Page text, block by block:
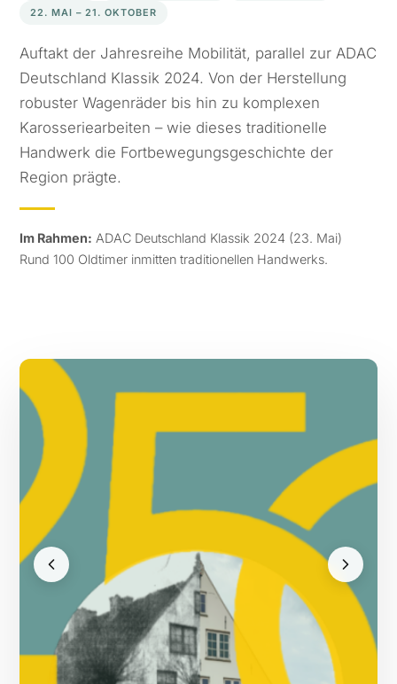
22. MAI – 21. OKTOBER
Auftakt der Jahresreihe Mobilität, parallel zur ADAC
Deutschland Klassik 2024. Von der Herstellung
robuster Wagenräder bis hin zu komplexen
Karosseriearbeiten – wie dieses traditionelle
Handwerk die Fortbewegungsgeschichte der
Region prägte.
Im Rahmen: ADAC Deutschland Klassik 2024 (23. Mai)
Rund 100 Oldtimer inmitten traditionellen Handwerks.